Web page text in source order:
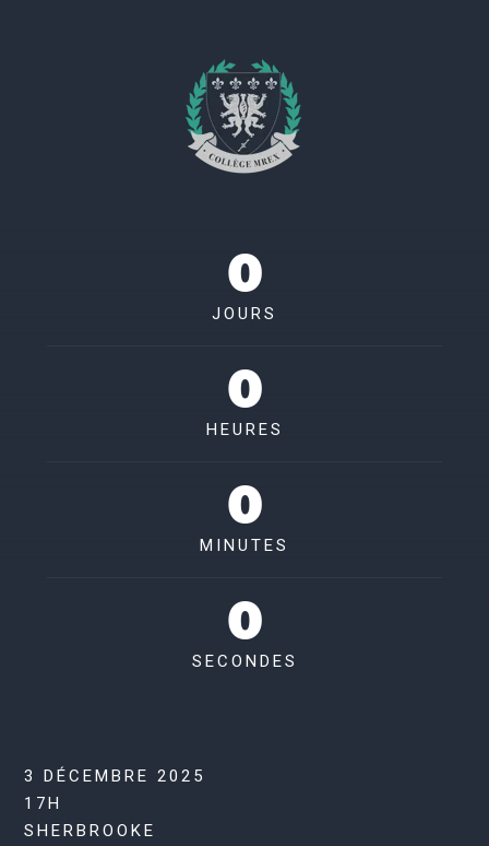
0
JOURS
0
HEURES
0
MINUTES
0
SECONDES
3 DÉCEMBRE 2025
17H
SHERBROOKE